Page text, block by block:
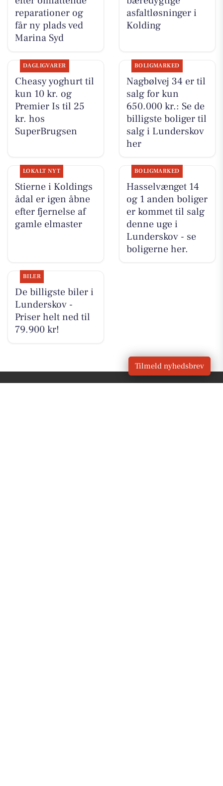
reparationer og
får ny plads ved
Marina Syd
asfaltløsninger i
Kolding
DAGLIGVARER
Cheasy yoghurt til
kun 10 kr. og
Premier Is til 25
kr. hos
SuperBrugsen
BOLIGMARKED
Nagbølvej 34 er til
salg for kun
650.000 kr.: Se de
billigste boliger til
salg i Lunderskov
her
LOKALT NYT
Stierne i Koldings
ådal er igen åbne
efter fjernelse af
gamle elmaster
BOLIGMARKED
Hasselvænget 14
og 1 anden boliger
er kommet til salg
denne uge i
Lunderskov - se
boligerne her.
BILER
De billigste biler i
Lunderskov -
Priser helt ned til
79.900 kr!
Tilmeld nyhedsbrev